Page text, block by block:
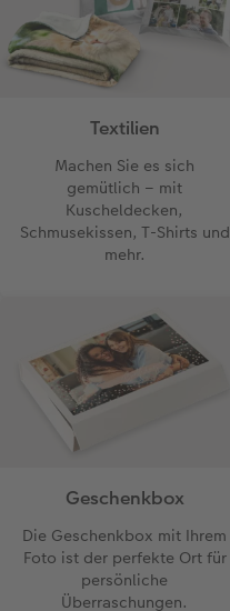
Textilien
Machen Sie es sich
gemütlich – mit
Kuscheldecken,
Schmusekissen, T-Shirts und
mehr.
Geschenkbox
Die Geschenkbox mit Ihrem
Foto ist der perfekte Ort für
persönliche
Überraschungen.